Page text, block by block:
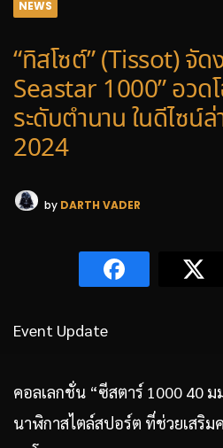
NEWS
“ทิสโซต์” (Tissot) จั
Seastar 1000” อวดโ
ระดับตำนาน ในดีไซน์
2024
by DARTH VADER
Event Update
คอลเลกชั่น “ซีสตาร์ 1000 40 ม
นาฬิกาสไตล์สปอร์ต ที่ช่วยเสริม